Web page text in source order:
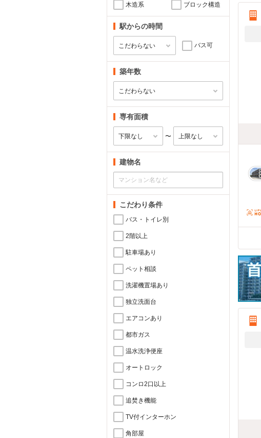
木造系 ブロック構造
駅からの時間
バス可
築年数
専有面積
〜
建物名
こだわり条件
バス・トイレ別
2階以上
駐車場あり
ペット相談
洗濯機置場あり
独立洗面台
エアコンあり
都市ガス
温水洗浄便座
オートロック
コンロ2口以上
追焚き機能
TV付インターホン
角部屋